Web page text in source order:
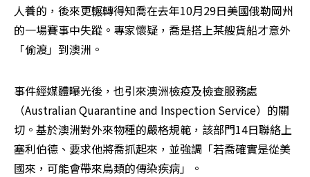
人養的，後來更輾轉得知喬在去年10月29日美國俄勒岡州
的一場賽事中失蹤。專家懷疑，喬是搭上某艘貨船才意外
「偷渡」到澳洲。
事件經媒體曝光後，也引來澳洲檢疫及檢查服務處
（Australian Quarantine and Inspection Service）的關
切。基於澳洲對外來物種的嚴格規範，該部門14日聯絡上
塞利伯德、要求他將喬抓起來，並強調「若喬確實是從美
國來，可能會帶來鳥類的傳染疾病」。